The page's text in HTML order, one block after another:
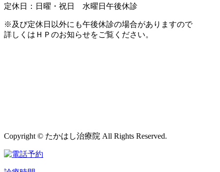
定休日：日曜・祝日 水曜日午後休診
※及び定休日以外にも午後休診の場合がありますので
詳しくはＨＰのお知らせをご覧ください。
Copyright © たかはし治療院 All Rights Reserved.